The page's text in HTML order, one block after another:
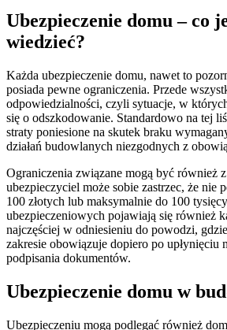
Ubezpieczenie domu – co
wiedzieć?
Każda ubezpieczenie domu, nawet to
posiada pewne ograniczenia. Przede
odpowiedzialności, czyli sytuacje, w
się o odszkodowanie. Standardowo na tej
straty poniesione na skutek braku
działań budowlanych niezgodnych z
Ograniczenia związane mogą być również
ubezpieczyciel może sobie zastrzec, że nie
100 złotych lub maksymalnie do 100
ubezpieczeniowych pojawiają się również
najczęściej w odniesieniu do powodzi,
zakresie obowiązuje dopiero po upłynięciu
podpisania dokumentów.
Ubezpieczenie domu w
Ubezpieczeniu mogą podlegać również